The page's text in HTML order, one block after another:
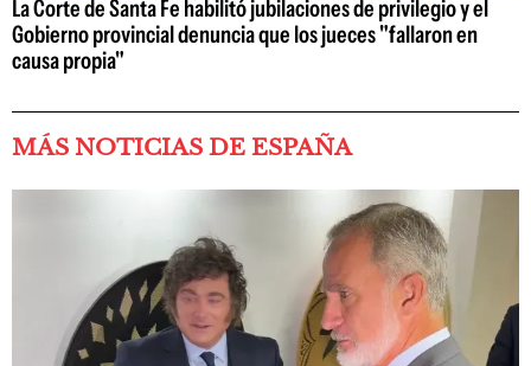
La Corte de Santa Fe habilitó jubilaciones de privilegio y el
Gobierno provincial denuncia que los jueces "fallaron en
causa propia"
MÁS NOTICIAS DE ESPAÑA